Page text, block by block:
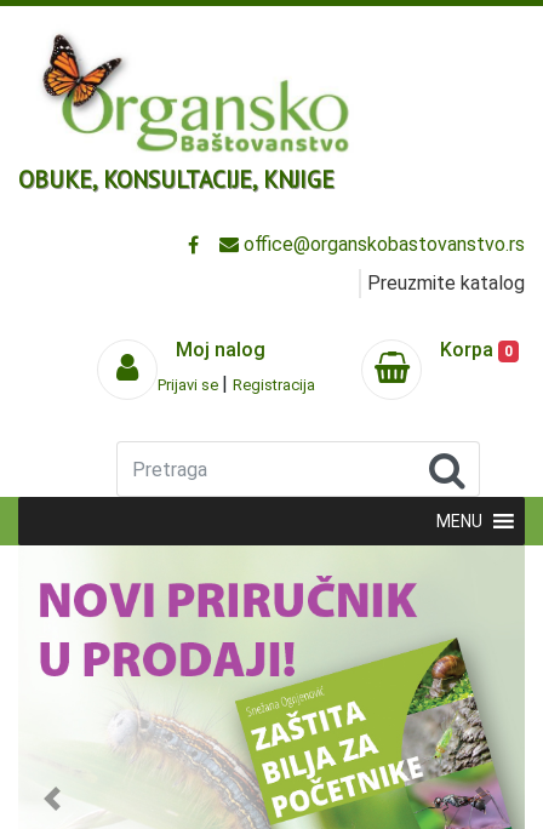
OBUKE, KONSULTACIJE, KNJIGE
office@organskobastovanstvo.rs
Preuzmite katalog
Moj nalog
Prijavi se | Registracija
Korpa 0
Pretraga
MENU
Previous Next